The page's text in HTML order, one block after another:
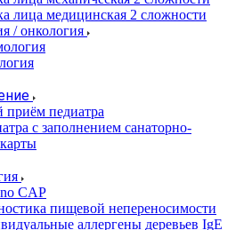
лица медицинская 2 сложности
/ онкология
педиатра
с заполнением санаторно-
CAP
пищевой непереносимости
аллергены деревьев IgE